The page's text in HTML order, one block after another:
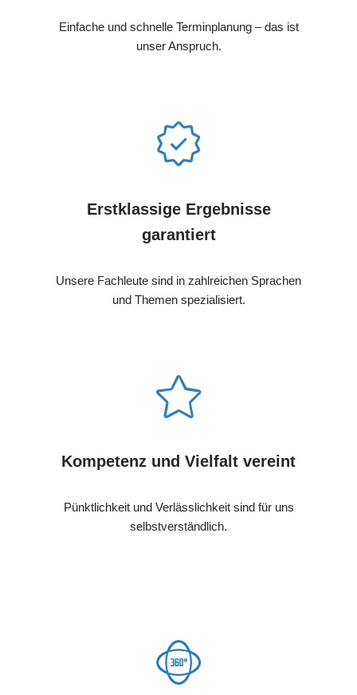
Einfache und schnelle Terminplanung – das ist
unser Anspruch.
Erstklassige Ergebnisse
garantiert
Unsere Fachleute sind in zahlreichen Sprachen
und Themen spezialisiert.
Kompetenz und Vielfalt vereint
Pünktlichkeit und Verlässlichkeit sind für uns
selbstverständlich.